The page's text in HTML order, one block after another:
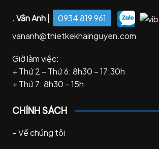
. Vân Anh|
0934 819 961
vananh@thietkekhainguyen.com
Giờ làm việc:
+ Thứ 2 – Thứ 6: 8h30 – 17:30h
+ Thứ 7: 8h30 – 15h
CHÍNH SÁCH
–Về chúng tôi